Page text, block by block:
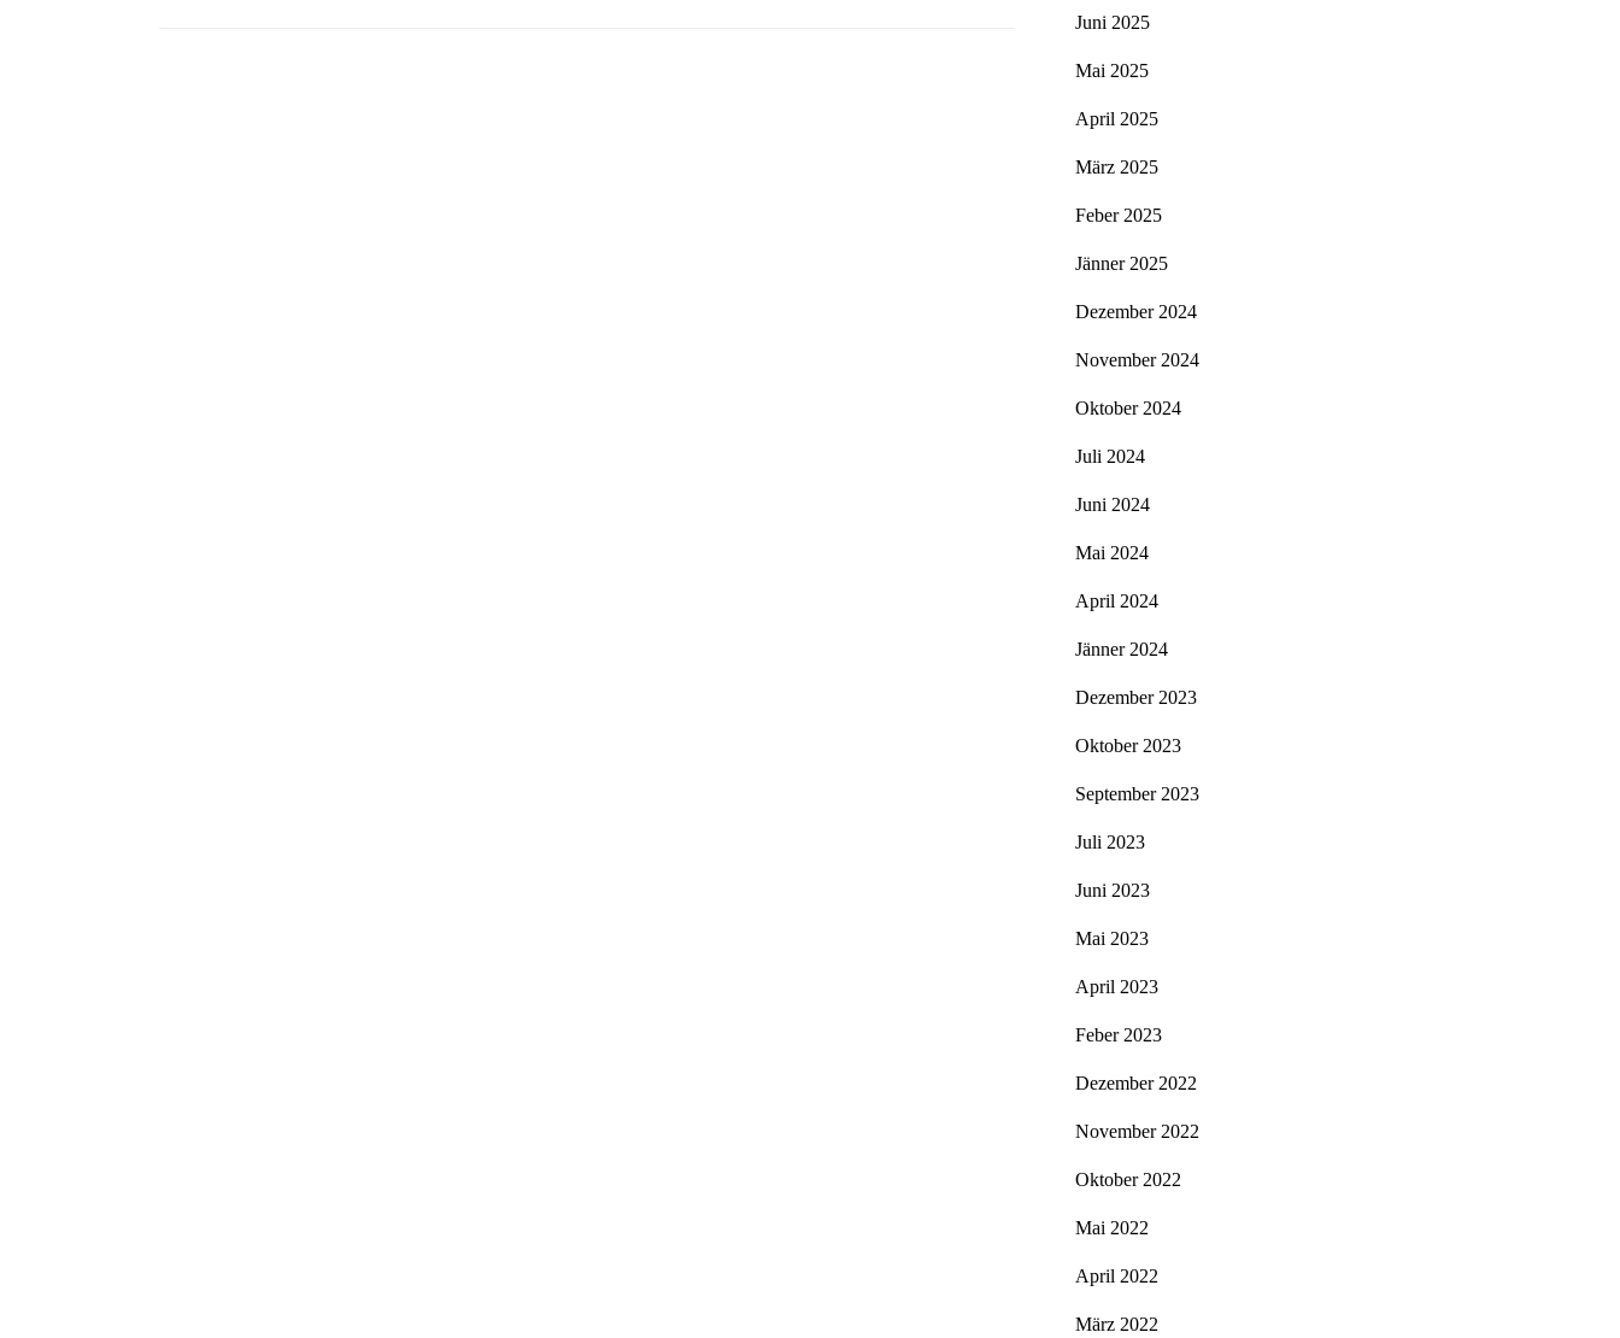
Juni 2025
Mai 2025
April 2025
März 2025
Feber 2025
Jänner 2025
Dezember 2024
November 2024
Oktober 2024
Juli 2024
Juni 2024
Mai 2024
April 2024
Jänner 2024
Dezember 2023
Oktober 2023
September 2023
Juli 2023
Juni 2023
Mai 2023
April 2023
Feber 2023
Dezember 2022
November 2022
Oktober 2022
Mai 2022
April 2022
März 2022